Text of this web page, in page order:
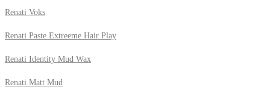
Renati Voks
Renati Paste Extreeme Hair Play
Renati Identity Mud Wax
Renati Matt Mud